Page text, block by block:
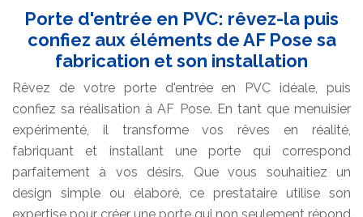
Porte d'entrée en PVC: rêvez-la puis
confiez aux éléments de AF Pose sa
fabrication et son installation
Rêvez de votre porte d'entrée en PVC idéale, puis
confiez sa réalisation à AF Pose. En tant que menuisier
expérimenté, il transforme vos rêves en réalité,
fabriquant et installant une porte qui correspond
parfaitement à vos désirs. Que vous souhaitiez un
design simple ou élaboré, ce prestataire utilise son